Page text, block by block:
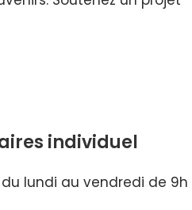
individuel
lundi au vendredi de 9h